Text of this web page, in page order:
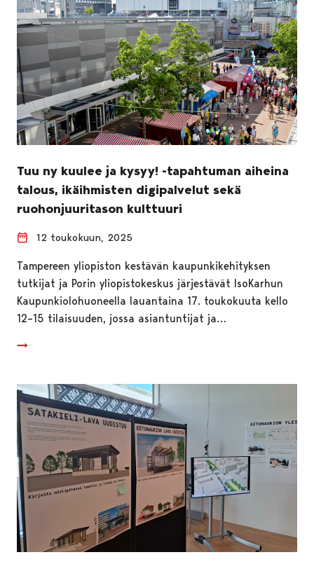
Tuu ny kuulee ja kysyy! -tapahtuman aiheina
talous, ikäihmisten digipalvelut sekä
ruohonjuuritason kulttuuri
12 toukokuun, 2025
Tampereen yliopiston kestävän kaupunkikehityksen
tutkijat ja Porin yliopistokeskus järjestävät IsoKarhun
Kaupunkiolohuoneella lauantaina 17. toukokuuta kello
12–15 tilaisuuden, jossa asiantuntijat ja…